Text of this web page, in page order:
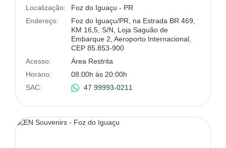
Localização:
Foz do Iguaçu - PR
Endereço:
Foz do Iguaçu/PR, na Estrada BR 469,
KM 16,5, S/N, Loja Saguão de
Embarque 2, Aeroporto Internacional,
CEP 85.853-900
Acesso:
Área Restrita
Horário:
08:00h às 20:00h
SAC:
47 99993-0211